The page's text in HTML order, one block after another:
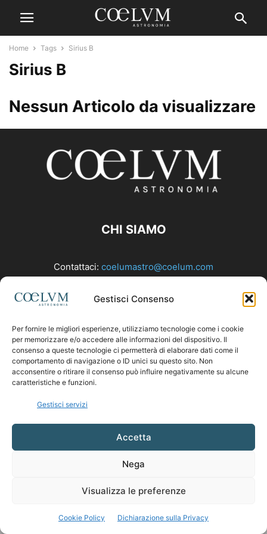
Gestisci Consenso
Per fornire le migliori esperienze, utilizziamo tecnologie come i cookie
per memorizzare e/o accedere alle informazioni del dispositivo. Il
consenso a queste tecnologie ci permetterà di elaborare dati come il
comportamento di navigazione o ID unici su questo sito. Non
acconsentire o ritirare il consenso può influire negativamente su alcune
caratteristiche e funzioni.
Gestisci servizi
Accetta
Nega
Visualizza le preferenze
Cookie Policy Dichiarazione sulla Privacy
Home Tags Sirius B
Sirius B
Nessun Articolo da visualizzare
CHI SIAMO
Contattaci: coelumastro@coelum.com
SEGUICI